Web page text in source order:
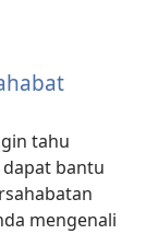
tahu
bantu
mengenali